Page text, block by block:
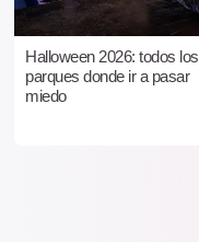
Halloween 2026: todos los
parques donde ir a pasar
miedo